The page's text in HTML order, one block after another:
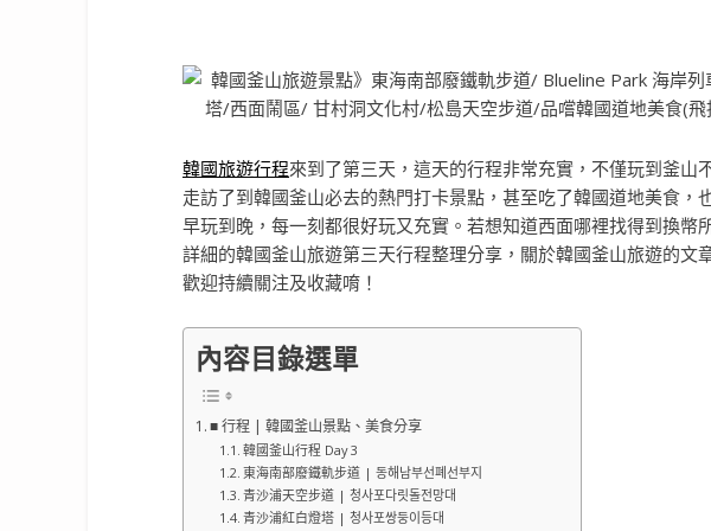
韓國旅遊行程來到了第三天，這天的行程非常充實，不僅玩到釜山
走訪了到韓國釜山必去的熱門打卡景點，甚至吃了韓國道地美食，
早玩到晚，每一刻都很好玩又充實。若想知道西面哪裡找得到換幣
詳細的韓國釜山旅遊第三天行程整理分享，關於韓國釜山旅遊的文
歡迎持續關注及收藏唷！
內容目錄選單
■ 行程 | 韓國釜山景點、美食分享
韓國釜山行程 Day 3
東海南部廢鐵軌步道 | 동해남부선폐선부지
青沙浦天空步道 | 청사포다릿돌전망대
青沙浦紅白燈塔 | 청사포쌍둥이등대